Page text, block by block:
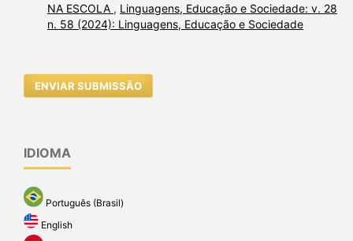
NA ESCOLA , Linguagens, Educação e Sociedade: v. 28
n. 58 (2024): Linguagens, Educação e Sociedade
ENVIAR SUBMISSÃO
IDIOMA
Português (Brasil)
English